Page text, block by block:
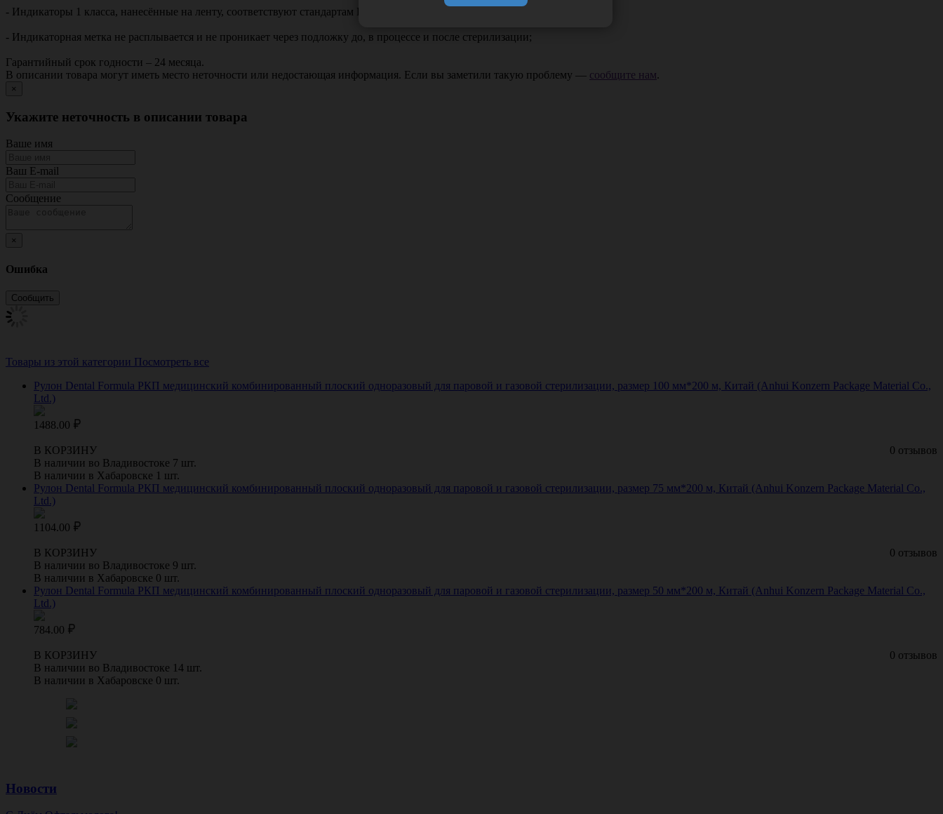
- Индикаторы 1 класса, нанесённые на ленту, соответствуют стандартам ГОСТ ISO 11140-1-2011 и BS EN 867;
- Индикаторная метка не расплывается и не проникает через подложку до, в процессе и после стерилизации;
Гарантийный срок годности – 24 месяца.
В описании товара могут иметь место неточности или недостающая информация. Если вы заметили такую проблему — сообщите нам.
×
Укажите неточность в описании товара
Ваше имя
Ваш E-mail
Сообщение
×
Ошибка
Товары из этой категории Посмотреть все
Рулон Dental Formula РКП медицинский комбинированный плоский одноразовый для паровой и газовой стерилизации, размер 100 мм*200 м, Китай (Anhui Konzern Package Material Co.,
Ltd.)
1488.00
0 отзывов
В КОРЗИНУ
В наличии во Владивостоке 7 шт.
В наличии в Хабаровске 1 шт.
Рулон Dental Formula РКП медицинский комбинированный плоский одноразовый для паровой и газовой стерилизации, размер 75 мм*200 м, Китай (Anhui Konzern Package Material Co.,
Ltd.)
1104.00
0 отзывов
В КОРЗИНУ
В наличии во Владивостоке 9 шт.
В наличии в Хабаровске 0 шт.
Рулон Dental Formula РКП медицинский комбинированный плоский одноразовый для паровой и газовой стерилизации, размер 50 мм*200 м, Китай (Anhui Konzern Package Material Co.,
Ltd.)
784.00
0 отзывов
В КОРЗИНУ
В наличии во Владивостоке 14 шт.
В наличии в Хабаровске 0 шт.
Новости